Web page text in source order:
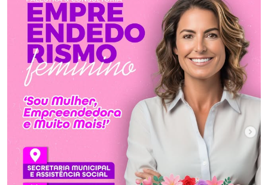
EMPREENDEDORISMO FEMININO: DESAFIOS E
OPORTUNIDADES
Empreendedorismo Noticias